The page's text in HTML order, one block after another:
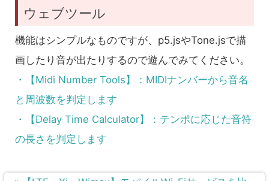
ウェブツール
機能はシンプルなものですが、p5.jsやTone.jsで描
画したり音が出たりするので遊んでみてください。
・【Midi Number Tools】：MIDIナンバーから音名
と周波数を判定します
・【Delay Time Calculator】：テンポに応じた音符
の長さを判定します